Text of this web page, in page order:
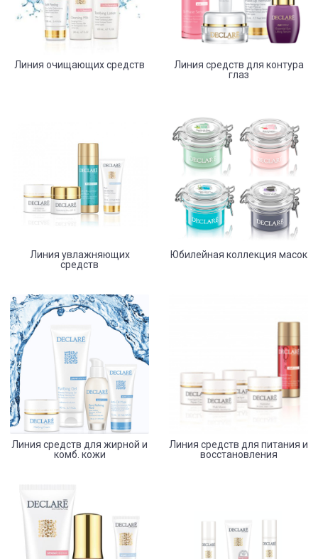
Линия очищающих средств
Линия средств для контура
глаз
Линия увлажняющих
средств
Юбилейная коллекция масок
Линия средств для жирной и
комб. кожи
Линия средств для питания и
восстановления